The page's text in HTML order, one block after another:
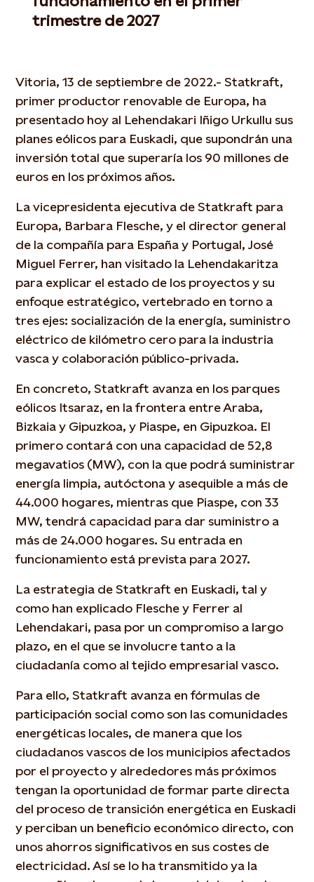
trimestre de 2027
Vitoria, 13 de septiembre de 2022.- Statkraft,
primer productor renovable de Europa, ha
presentado hoy al Lehendakari Iñigo Urkullu sus
planes eólicos para Euskadi, que supondrán una
inversión total que superaría los 90 millones de
euros en los próximos años.
La vicepresidenta ejecutiva de Statkraft para
Europa, Barbara Flesche, y el director general
de la compañía para España y Portugal, José
Miguel Ferrer, han visitado la Lehendakaritza
para explicar el estado de los proyectos y su
enfoque estratégico, vertebrado en torno a
tres ejes: socialización de la energía, suministro
eléctrico de kilómetro cero para la industria
vasca y colaboración público-privada.
En concreto, Statkraft avanza en los parques
eólicos Itsaraz, en la frontera entre Araba,
Bizkaia y Gipuzkoa, y Piaspe, en Gipuzkoa. El
primero contará con una capacidad de 52,8
megavatios (MW), con la que podrá suministrar
energía limpia, autóctona y asequible a más de
44.000 hogares, mientras que Piaspe, con 33
MW, tendrá capacidad para dar suministro a
más de 24.000 hogares. Su entrada en
funcionamiento está prevista para 2027.
La estrategia de Statkraft en Euskadi, tal y
como han explicado Flesche y Ferrer al
Lehendakari, pasa por un compromiso a largo
plazo, en el que se involucre tanto a la
ciudadanía como al tejido empresarial vasco.
Para ello, Statkraft avanza en fórmulas de
participación social como son las comunidades
energéticas locales, de manera que los
ciudadanos vascos de los municipios afectados
por el proyecto y alrededores más próximos
tengan la oportunidad de formar parte directa
del proceso de transición energética en Euskadi
y perciban un beneficio económico directo, con
unos ahorros significativos en sus costes de
electricidad. Así se lo ha transmitido ya la